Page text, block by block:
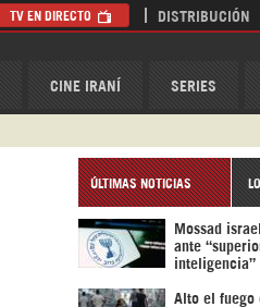
CINE IRANÍ SERIES
TV EN DIRECTO DISTRIBUCIÓN
ÚLTIMAS NOTICIAS
Mossad
ante
inteligencia”
Alto el fuego